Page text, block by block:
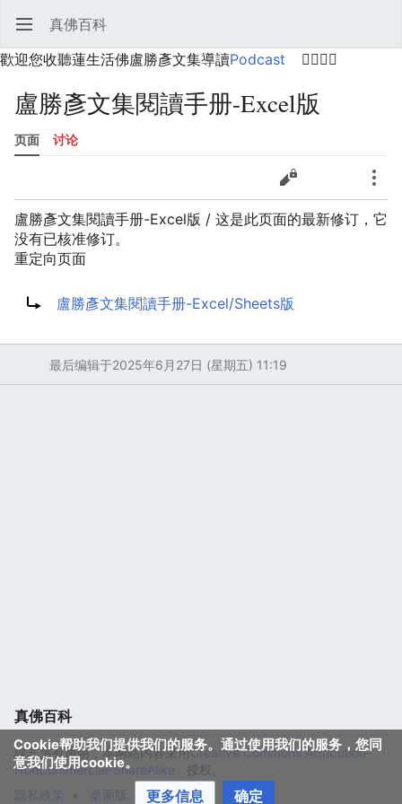
打开主菜单 真佛百科
歡迎您收聽蓮生活佛盧勝彥文集導讀Podcast 🙋‍♂️🙋‍♀️
盧勝彥文集閱讀手册-Excel版
页面 讨论
盧勝彥文集閱讀手册-Excel版 / 这是此页面的最新修订，它
没有已核准修订。
重定向页面
盧勝彥文集閱讀手册-Excel/Sheets版
最后编辑于2025年6月27日 (星期五) 11:19
Cookie帮助我们提供我们的服务。通过使用我们的服务，您同
意我们使用cookie。
更多信息 确定
真佛百科
除非另有声明，本网站内容采用Creative Commons Attribution-
NonCommercial-ShareAlike
授权。
隐私政策
桌面版